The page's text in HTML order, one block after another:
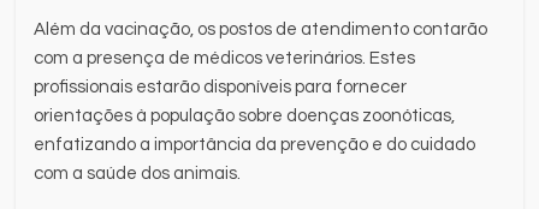
Além da vacinação, os postos de atendimento contarão
com a presença de médicos veterinários. Estes
profissionais estarão disponíveis para fornecer
orientações à população sobre doenças zoonóticas,
enfatizando a importância da prevenção e do cuidado
com a saúde dos animais.